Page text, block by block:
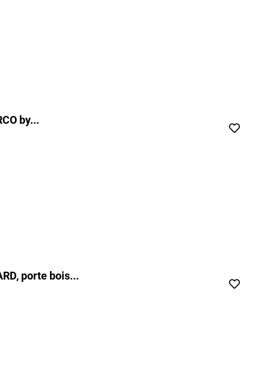
by...
porte bois...